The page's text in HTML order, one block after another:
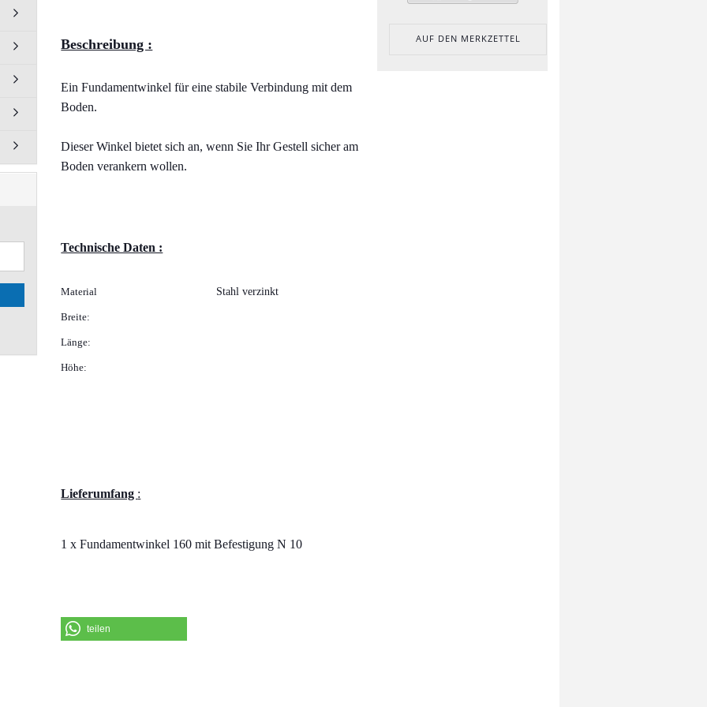
anzeigen
Senkschrauben ISO 10642
Profil Schrauben
Klemmhebel Sterngriffe
Innensechskant
Modul
AUF DEN MERKZETTEL
Beschreibung :
Ein Fundamentwinkel für eine stabile Verbindung mit dem
Boden.
Dieser Winkel bietet sich an, wenn Sie Ihr Gestell sicher am
Boden verankern wollen.
Technische Daten :
Material Stahl verzinkt
Breite:
Länge:
Höhe:
Lieferumfang :
1 x Fundamentwinkel 160 mit Befestigung N 10
teilen